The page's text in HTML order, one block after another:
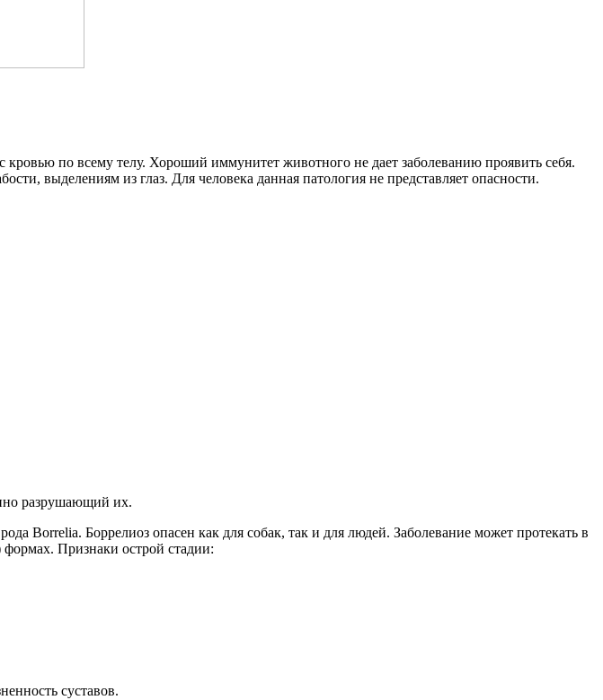
по всему телу. Хороший иммунитет животного не дает заболеванию проявить себя.
выделениям из глаз. Для человека данная патология не представляет опасности.
разрушающий их.
Borrelia. Боррелиоз опасен как для собак, так и для людей. Заболевание может протекать в
формах. Признаки острой стадии:
суставов.